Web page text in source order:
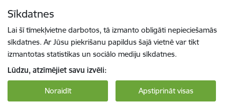
Sīkdatnes
Lai šī tīmekļvietne darbotos, tā izmanto obligāti nepieciešamās
sīkdatnes. Ar Jūsu piekrišanu papildus šajā vietnē var tikt
izmantotas statistikas un sociālo mediju sīkdatnes.
Lūdzu, atzīmējiet savu izvēli:
Noraidīt Apstiprināt visas